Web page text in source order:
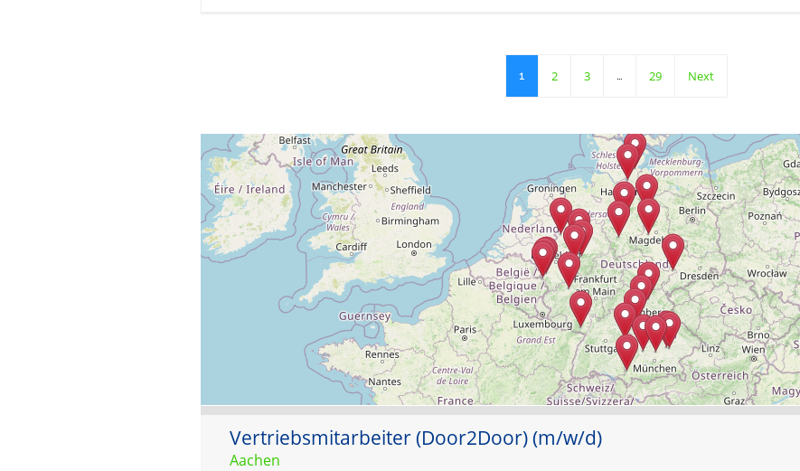
1 2 3 29 Next
Vertriebsmitarbeiter (Door2Door) (m/w/d)
Aachen